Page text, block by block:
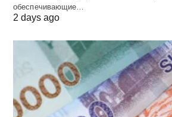
обеспечивающие…
2 days ago